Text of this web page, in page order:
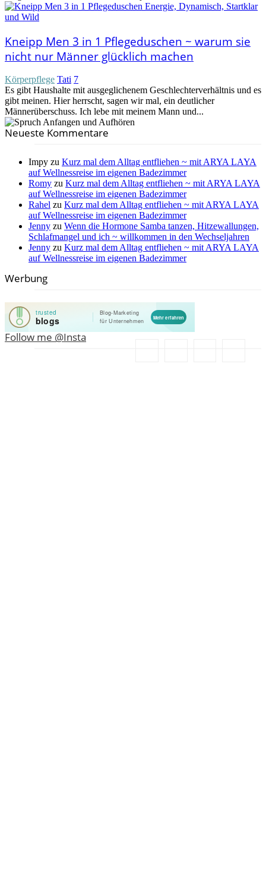
Kneipp Men 3 in 1 Pflegeduschen ~ warum sie
nicht nur Männer glücklich machen
Körperpflege Tati 7
Es gibt Haushalte mit ausgeglichenem Geschlechterverhältnis und es
gibt meinen. Hier herrscht, sagen wir mal, ein deutlicher
Männerüberschuss. Ich lebe mit meinem Mann und...
Neueste Kommentare
Impy zu Kurz mal dem Alltag entfliehen ~ mit ARYA LAYA
auf Wellnessreise im eigenen Badezimmer
Romy zu Kurz mal dem Alltag entfliehen ~ mit ARYA LAYA
auf Wellnessreise im eigenen Badezimmer
Rahel zu Kurz mal dem Alltag entfliehen ~ mit ARYA LAYA
auf Wellnessreise im eigenen Badezimmer
Jenny zu Wenn die Hormone Samba tanzen, Hitzewallungen,
Schlafmangel und ich ~ willkommen in den Wechseljahren
Jenny zu Kurz mal dem Alltag entfliehen ~ mit ARYA LAYA
auf Wellnessreise im eigenen Badezimmer
Werbung
Follow me @Insta